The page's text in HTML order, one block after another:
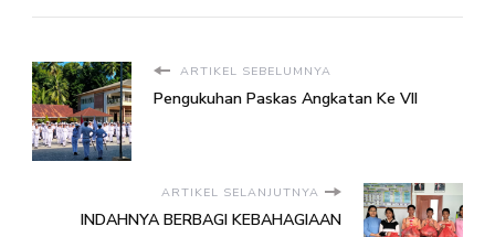
ARTIKEL SEBELUMNYA
Pengukuhan Paskas Angkatan Ke VII
ARTIKEL SELANJUTNYA
INDAHNYA BERBAGI KEBAHAGIAAN